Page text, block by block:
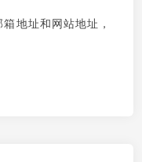
地址和网站地址，